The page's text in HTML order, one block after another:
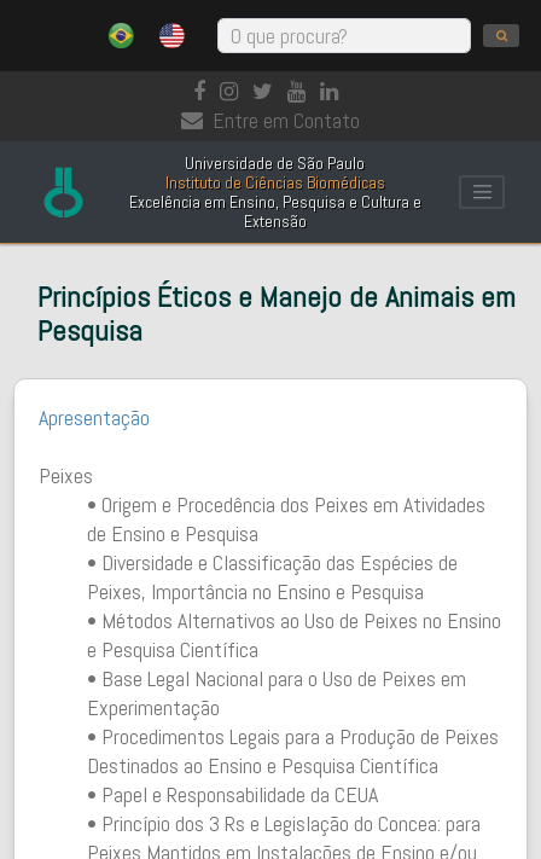
Entre em Contato
Universidade de São Paulo
Instituto de Ciências Biomédicas
Excelência em Ensino, Pesquisa e Cultura e
Extensão
Princípios Éticos e Manejo de Animais em
Pesquisa
Apresentação
Peixes
• Origem e Procedência dos Peixes em Atividades
de Ensino e Pesquisa
• Diversidade e Classificação das Espécies de
Peixes, Importância no Ensino e Pesquisa
• Métodos Alternativos ao Uso de Peixes no Ensino
e Pesquisa Científica
• Base Legal Nacional para o Uso de Peixes em
Experimentação
• Procedimentos Legais para a Produção de Peixes
Destinados ao Ensino e Pesquisa Científica
• Papel e Responsabilidade da CEUA
• Princípio dos 3 Rs e Legislação do Concea: para
Peixes Mantidos em Instalações de Ensino e/ou